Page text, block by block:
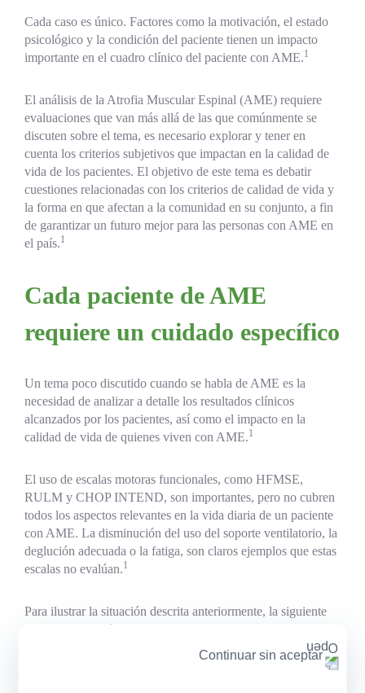
Continuar sin aceptar
Cada caso es único. Factores como la motivación, el estado
psicológico y la condición del paciente tienen un impacto
importante en el cuadro clínico del paciente con AME.1
El análisis de la Atrofia Muscular Espinal (AME) requiere
evaluaciones que van más allá de las que comúnmente se
discuten sobre el tema, es necesario explorar y tener en
cuenta los criterios subjetivos que impactan en la calidad de
vida de los pacientes. El objetivo de este tema es debatir
cuestiones relacionadas con los criterios de calidad de vida y
la forma en que afectan a la comunidad en su conjunto, a fin
de garantizar un futuro mejor para las personas con AME en
el país.1
Cada paciente de AME
requiere un cuidado específico
Un tema poco discutido cuando se habla de AME es la
necesidad de analizar a detalle los resultados clínicos
alcanzados por los pacientes, así como el impacto en la
calidad de vida de quienes viven con AME.1
El uso de escalas motoras funcionales, como HFMSE,
RULM y CHOP INTEND, son importantes, pero no cubren
todos los aspectos relevantes en la vida diaria de un paciente
con AME. La disminución del uso del soporte ventilatorio, la
deglución adecuada o la fatiga, son claros ejemplos que estas
escalas no evalúan.1
Para ilustrar la situación descrita anteriormente, la siguiente
figura muestra cómo impacta en la calidad vida de los
pacientes con AME la dificultad para realizar algunas tareas
de forma independiente, vista desde la perspectiva de las